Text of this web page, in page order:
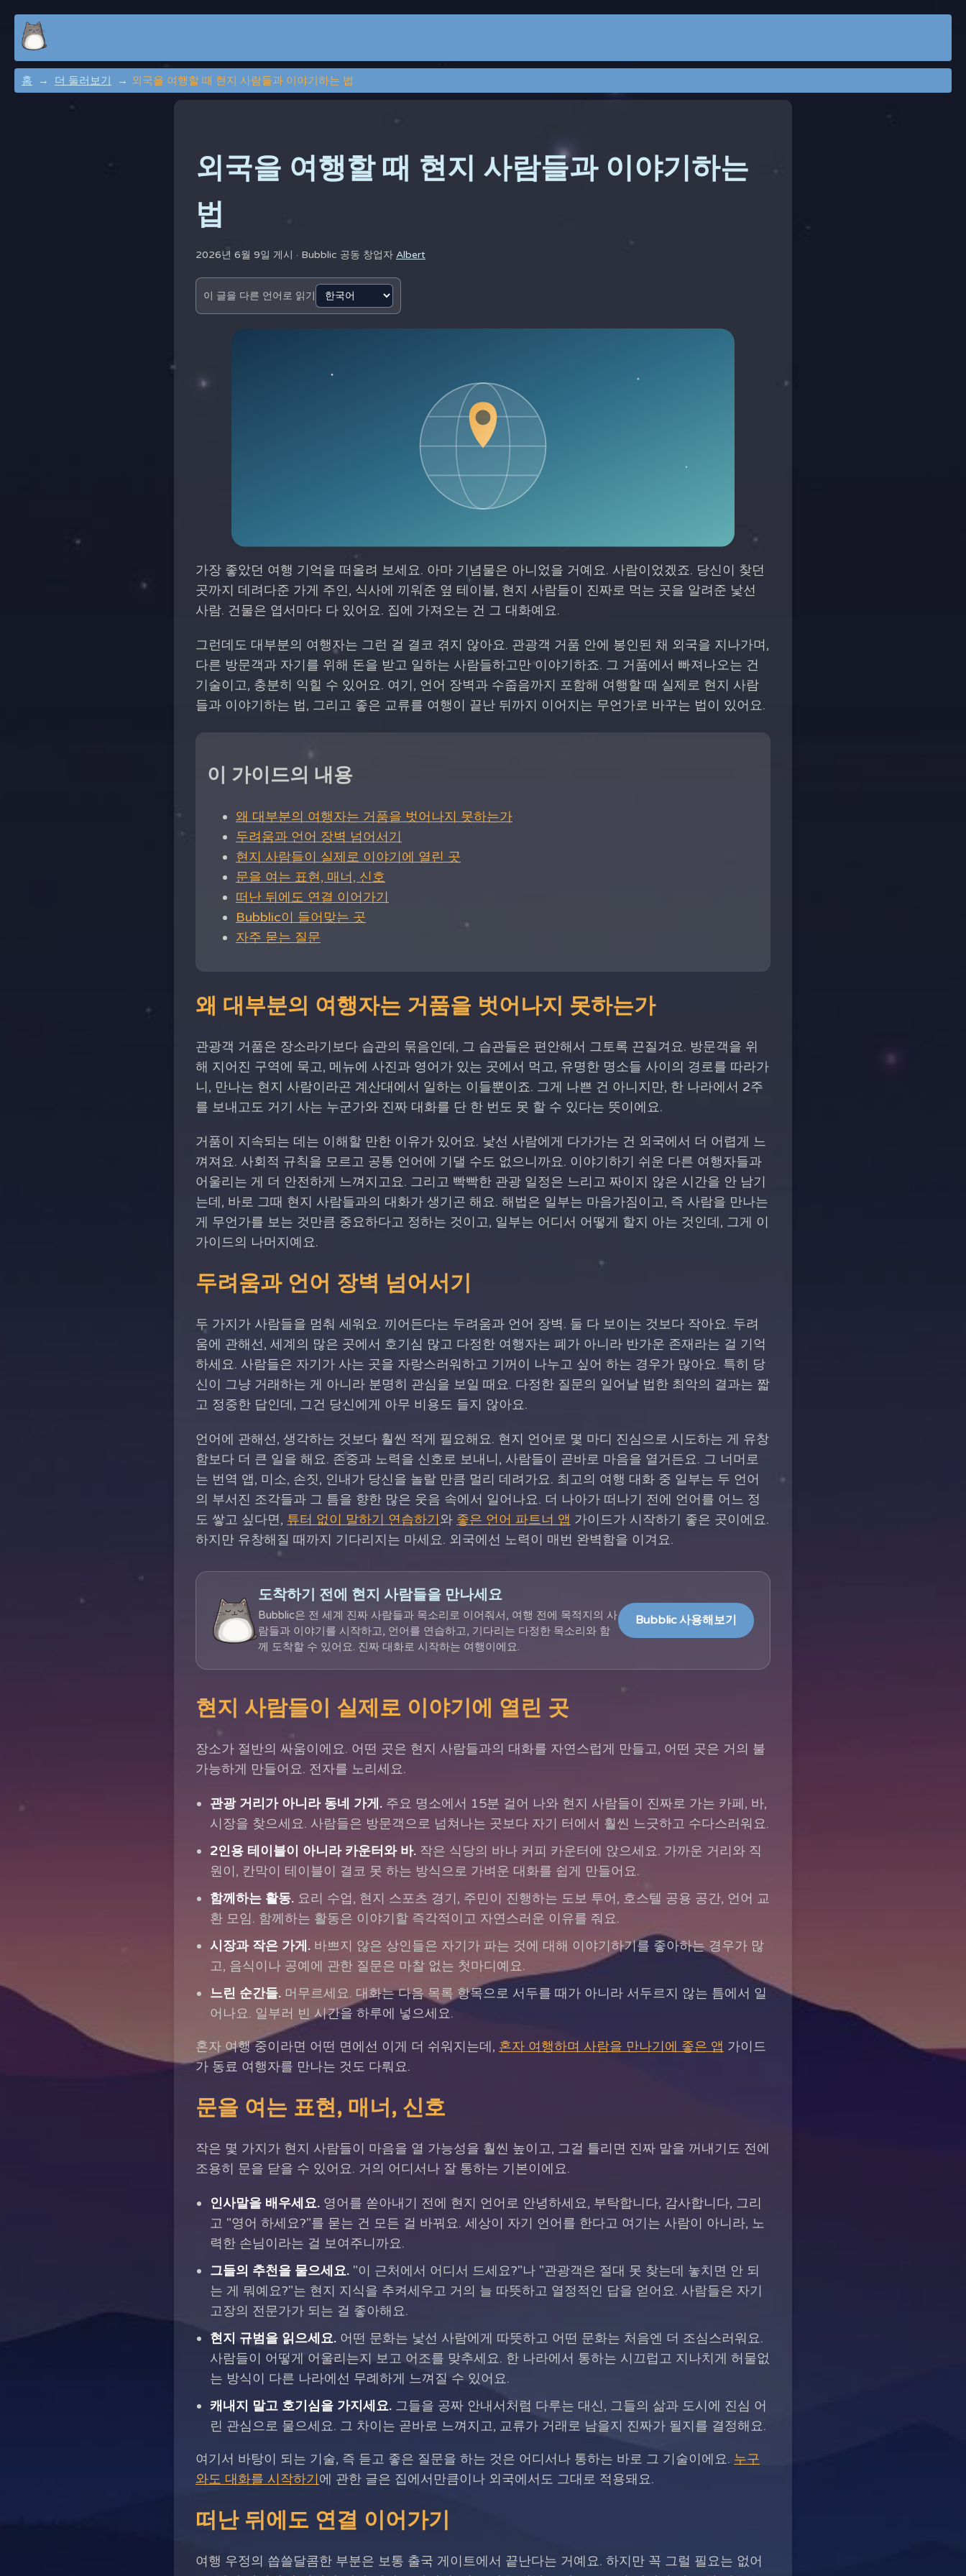
홈 더 둘러보기 외국을 여행할 때 현지 사람들과 이야기하는 법
외국을 여행할 때 현지 사람들과 이야기하는
법
2026년 6월 9일 게시 · Bubblic 공동 창업자 Albert
이 글을 다른 언어로 읽기
가장 좋았던 여행 기억을 떠올려 보세요. 아마 기념물은 아니었을 거예요. 사람이었겠죠. 당신이 찾던
곳까지 데려다준 가게 주인, 식사에 끼워준 옆 테이블, 현지 사람들이 진짜로 먹는 곳을 알려준 낯선
사람. 건물은 엽서마다 다 있어요. 집에 가져오는 건 그 대화예요.
그런데도 대부분의 여행자는 그런 걸 결코 겪지 않아요. 관광객 거품 안에 봉인된 채 외국을 지나가며,
다른 방문객과 자기를 위해 돈을 받고 일하는 사람들하고만 이야기하죠. 그 거품에서 빠져나오는 건
기술이고, 충분히 익힐 수 있어요. 여기, 언어 장벽과 수줍음까지 포함해 여행할 때 실제로 현지 사람
들과 이야기하는 법, 그리고 좋은 교류를 여행이 끝난 뒤까지 이어지는 무언가로 바꾸는 법이 있어요.
이 가이드의 내용
왜 대부분의 여행자는 거품을 벗어나지 못하는가
두려움과 언어 장벽 넘어서기
현지 사람들이 실제로 이야기에 열린 곳
문을 여는 표현, 매너, 신호
떠난 뒤에도 연결 이어가기
Bubblic이 들어맞는 곳
자주 묻는 질문
왜 대부분의 여행자는 거품을 벗어나지 못하는가
관광객 거품은 장소라기보다 습관의 묶음인데, 그 습관들은 편안해서 그토록 끈질겨요. 방문객을 위
해 지어진 구역에 묵고, 메뉴에 사진과 영어가 있는 곳에서 먹고, 유명한 명소들 사이의 경로를 따라가
니, 만나는 현지 사람이라곤 계산대에서 일하는 이들뿐이죠. 그게 나쁜 건 아니지만, 한 나라에서 2주
를 보내고도 거기 사는 누군가와 진짜 대화를 단 한 번도 못 할 수 있다는 뜻이에요.
거품이 지속되는 데는 이해할 만한 이유가 있어요. 낯선 사람에게 다가가는 건 외국에서 더 어렵게 느
껴져요. 사회적 규칙을 모르고 공통 언어에 기댈 수도 없으니까요. 이야기하기 쉬운 다른 여행자들과
어울리는 게 더 안전하게 느껴지고요. 그리고 빡빡한 관광 일정은 느리고 짜이지 않은 시간을 안 남기
는데, 바로 그때 현지 사람들과의 대화가 생기곤 해요. 해법은 일부는 마음가짐이고, 즉 사람을 만나는
게 무언가를 보는 것만큼 중요하다고 정하는 것이고, 일부는 어디서 어떻게 할지 아는 것인데, 그게 이
가이드의 나머지예요.
두려움과 언어 장벽 넘어서기
두 가지가 사람들을 멈춰 세워요. 끼어든다는 두려움과 언어 장벽. 둘 다 보이는 것보다 작아요. 두려
움에 관해선, 세계의 많은 곳에서 호기심 많고 다정한 여행자는 폐가 아니라 반가운 존재라는 걸 기억
하세요. 사람들은 자기가 사는 곳을 자랑스러워하고 기꺼이 나누고 싶어 하는 경우가 많아요. 특히 당
신이 그냥 거래하는 게 아니라 분명히 관심을 보일 때요. 다정한 질문의 일어날 법한 최악의 결과는 짧
고 정중한 답인데, 그건 당신에게 아무 비용도 들지 않아요.
언어에 관해선, 생각하는 것보다 훨씬 적게 필요해요. 현지 언어로 몇 마디 진심으로 시도하는 게 유창
함보다 더 큰 일을 해요. 존중과 노력을 신호로 보내니, 사람들이 곧바로 마음을 열거든요. 그 너머로
는 번역 앱, 미소, 손짓, 인내가 당신을 놀랄 만큼 멀리 데려가요. 최고의 여행 대화 중 일부는 두 언어
의 부서진 조각들과 그 틈을 향한 많은 웃음 속에서 일어나요. 더 나아가 떠나기 전에 언어를 어느 정
도 쌓고 싶다면, 튜터 없이 말하기 연습하기와 좋은 언어 파트너 앱 가이드가 시작하기 좋은 곳이에요.
하지만 유창해질 때까지 기다리지는 마세요. 외국에선 노력이 매번 완벽함을 이겨요.
도착하기 전에 현지 사람들을 만나세요
Bubblic은 전 세계 진짜 사람들과 목소리로 이어줘서, 여행 전에 목적지의 사
람들과 이야기를 시작하고, 언어를 연습하고, 기다리는 다정한 목소리와 함
께 도착할 수 있어요. 진짜 대화로 시작하는 여행이에요.
Bubblic 사용해보기
현지 사람들이 실제로 이야기에 열린 곳
장소가 절반의 싸움이에요. 어떤 곳은 현지 사람들과의 대화를 자연스럽게 만들고, 어떤 곳은 거의 불
가능하게 만들어요. 전자를 노리세요.
관광 거리가 아니라 동네 가게. 주요 명소에서 15분 걸어 나와 현지 사람들이 진짜로 가는 카페, 바,
시장을 찾으세요. 사람들은 방문객으로 넘쳐나는 곳보다 자기 터에서 훨씬 느긋하고 수다스러워요.
2인용 테이블이 아니라 카운터와 바. 작은 식당의 바나 커피 카운터에 앉으세요. 가까운 거리와 직
원이, 칸막이 테이블이 결코 못 하는 방식으로 가벼운 대화를 쉽게 만들어요.
함께하는 활동. 요리 수업, 현지 스포츠 경기, 주민이 진행하는 도보 투어, 호스텔 공용 공간, 언어 교
환 모임. 함께하는 활동은 이야기할 즉각적이고 자연스러운 이유를 줘요.
시장과 작은 가게. 바쁘지 않은 상인들은 자기가 파는 것에 대해 이야기하기를 좋아하는 경우가 많
고, 음식이나 공예에 관한 질문은 마찰 없는 첫마디예요.
느린 순간들. 머무르세요. 대화는 다음 목록 항목으로 서두를 때가 아니라 서두르지 않는 틈에서 일
어나요. 일부러 빈 시간을 하루에 넣으세요.
혼자 여행 중이라면 어떤 면에선 이게 더 쉬워지는데, 혼자 여행하며 사람을 만나기에 좋은 앱 가이드
가 동료 여행자를 만나는 것도 다뤄요.
문을 여는 표현, 매너, 신호
작은 몇 가지가 현지 사람들이 마음을 열 가능성을 훨씬 높이고, 그걸 틀리면 진짜 말을 꺼내기도 전에
조용히 문을 닫을 수 있어요. 거의 어디서나 잘 통하는 기본이에요.
인사말을 배우세요. 영어를 쏟아내기 전에 현지 언어로 안녕하세요, 부탁합니다, 감사합니다, 그리
고 "영어 하세요?"를 묻는 건 모든 걸 바꿔요. 세상이 자기 언어를 한다고 여기는 사람이 아니라, 노
력한 손님이라는 걸 보여주니까요.
그들의 추천을 물으세요. "이 근처에서 어디서 드세요?"나 "관광객은 절대 못 찾는데 놓치면 안 되
는 게 뭐예요?"는 현지 지식을 추켜세우고 거의 늘 따뜻하고 열정적인 답을 얻어요. 사람들은 자기
고장의 전문가가 되는 걸 좋아해요.
현지 규범을 읽으세요. 어떤 문화는 낯선 사람에게 따뜻하고 어떤 문화는 처음엔 더 조심스러워요.
사람들이 어떻게 어울리는지 보고 어조를 맞추세요. 한 나라에서 통하는 시끄럽고 지나치게 허물없
는 방식이 다른 나라에선 무례하게 느껴질 수 있어요.
캐내지 말고 호기심을 가지세요. 그들을 공짜 안내서처럼 다루는 대신, 그들의 삶과 도시에 진심 어
린 관심으로 물으세요. 그 차이는 곧바로 느껴지고, 교류가 거래로 남을지 진짜가 될지를 결정해요.
여기서 바탕이 되는 기술, 즉 듣고 좋은 질문을 하는 것은 어디서나 통하는 바로 그 기술이에요. 누구
와도 대화를 시작하기에 관한 글은 집에서만큼이나 외국에서도 그대로 적용돼요.
떠난 뒤에도 연결 이어가기
여행 우정의 씁쓸달콤한 부분은 보통 출국 게이트에서 끝난다는 거예요. 하지만 꼭 그럴 필요는 없어